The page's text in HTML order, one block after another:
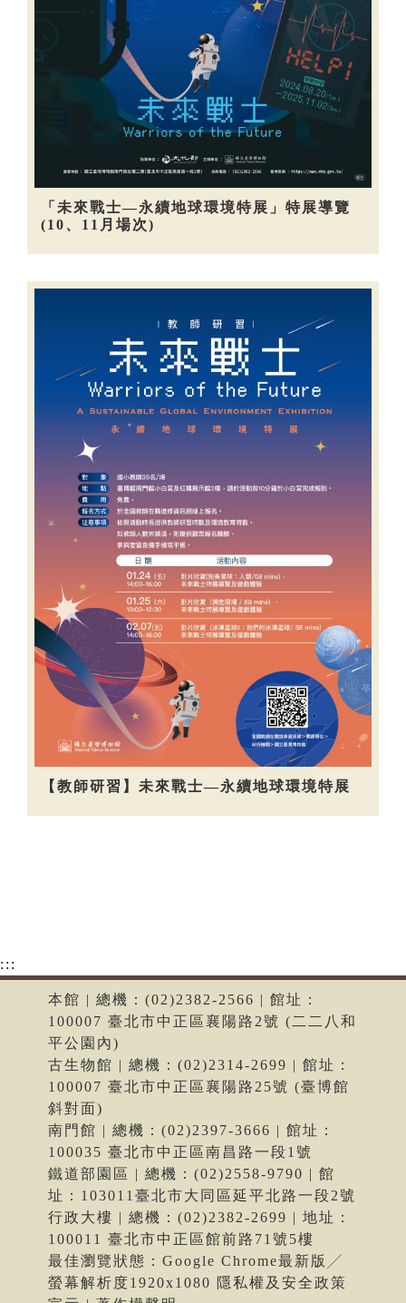
「未來戰士—永續地球環境特展」特展導覽
(10、11月場次)
【教師研習】未來戰士—永續地球環境特展
:::
本館 | 總機：(02)2382-2566 | 館址：
100007 臺北市中正區襄陽路2號 (二二八和
平公園內)
古生物館 | 總機：(02)2314-2699 | 館址：
100007 臺北市中正區襄陽路25號 (臺博館
斜對面)
南門館 | 總機：(02)2397-3666 | 館址：
100035 臺北市中正區南昌路一段1號
鐵道部園區 | 總機：(02)2558-9790 | 館
址：103011臺北市大同區延平北路一段2號
行政大樓 | 總機：(02)2382-2699 | 地址：
100011 臺北市中正區館前路71號5樓
最佳瀏覽狀態：Google Chrome最新版╱
螢幕解析度1920x1080 隱私權及安全政策